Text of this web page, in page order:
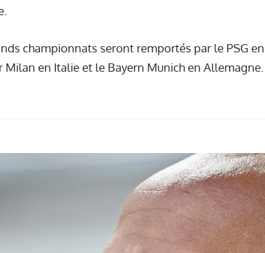
championnats seront remportés par le PSG en
en Italie et le Bayern Munich en Allemagne.